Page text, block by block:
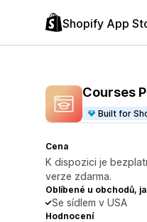
Shopify App
Courses
Built for
Cena
K dispozici je
verze zdarma.
Oblíbené u obchodů,
Se sídlem v USA
Hodnocení